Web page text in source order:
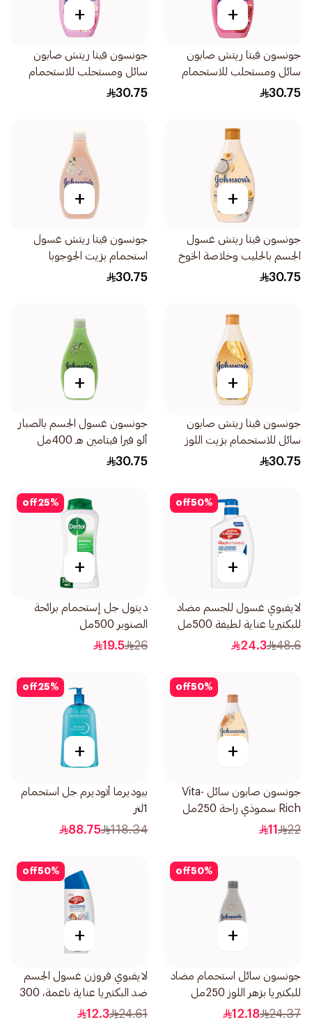
+
جونسون فيتا ريتش صابون
سائل ومستحلب للاستحمام
بخلاصة الرمان 400مل
30.75
+
جونسون فيتا ريتش صابون
سائل ومستحلب للاستحمام
بنسيم ماء الورد 400مل
30.75
+
جونسون فيتا ريتش غسول
الجسم بالحليب وخلاصة الخوخ
وجوز الهند 400مل
30.75
+
جونسون فيتا ريتش غسول
استحمام بزيت الجوجوبا
وفيتامين هـ 400مل
30.75
+
جونسون فيتا ريتش صابون
سائل للاستحمام بزيت اللوز
وزبدة الشيا 400مل
30.75
+
جونسون غسول الجسم بالصبار
ألو فيرا فيتامين هـ 400مل
30.75
50%
off
+
لايفبوي غسول للجسم مضاد
للبكتيريا عناية لطيفة 500مل
48.6
24.3
25%
off
+
ديتول جل إستحمام برائحة
الصنوبر 500مل
26
19.5
50%
off
+
جونسون صابون سائل Vita-
Rich سموذي راحة 250مل
22
11
25%
off
+
بيوديرما أتوديرم جل استحمام
1لتر
118.34
88.75
50%
off
+
جونسون سائل استحمام مضاد
للبكتيريا بزهر اللوز 250مل
24.37
12.18
50%
off
+
لايفبوي فروزن غسول الجسم
ضد البكتيريا عناية ناعمة، 300
مل
24.61
12.3